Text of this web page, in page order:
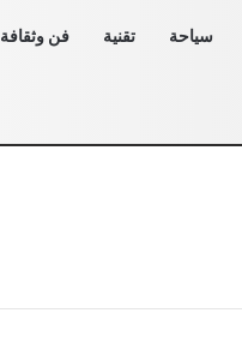
سياحة تقنية فن وثقافة